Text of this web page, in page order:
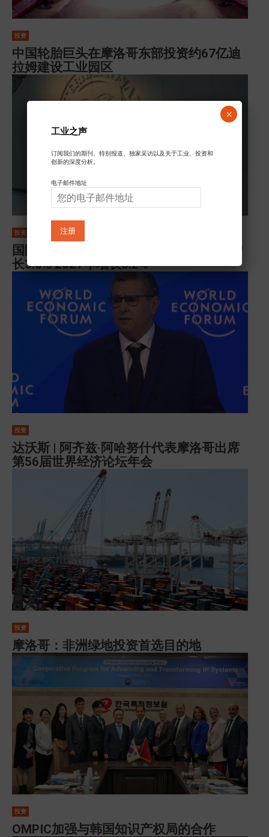
投资
中国轮胎巨头在摩洛哥东部投资约67亿迪
拉姆建设工业园区
投资
国际货币基金组织预计2026年全球经济增
长3.3% 2027年增长3.2%
投资
达沃斯 | 阿齐兹·阿哈努什代表摩洛哥出席
第56届世界经济论坛年会
投资
摩洛哥：非洲绿地投资首选目的地
投资
OMPIC加强与韩国知识产权局的合作
工业之声
订阅我们的期刊、特别报道、独家采访以及关于工业、投资和
创新的深度分析。
电子邮件地址:
×